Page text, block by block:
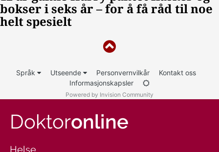
Språk Utseende Personvernvilkår
Kontakt oss
Informasjonskapsler
Powered by Invision Community
Doktoronline
Helse